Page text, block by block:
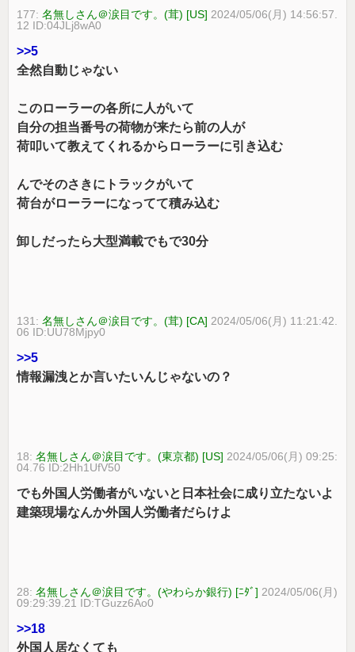
177:名無しさん＠涙目です。(茸) [US] 2024/05/06(月) 14:56:57.
12 ID:04JLj8wA0
>>5
全然自動じゃない
このローラーの各所に人がいて
自分の担当番号の荷物が来たら前の人が
荷叩いて教えてくれるからローラーに引き込む
んでそのさきにトラックがいて
荷台がローラーになってて積み込む
卸しだったら大型満載でもで30分
131:名無しさん＠涙目です。(茸) [CA] 2024/05/06(月) 11:21:42.
06 ID:UU78Mjpy0
>>5
情報漏洩とか言いたいんじゃないの？
18:名無しさん＠涙目です。(東京都) [US] 2024/05/06(月) 09:25:
04.76 ID:2Hh1UfV50
でも外国人労働者がいないと日本社会に成り立たないよ
建築現場なんか外国人労働者だらけよ
28:名無しさん＠涙目です。(やわらか銀行) [ﾆﾀﾞ] 2024/05/06(月)
09:29:39.21 ID:TGuzz6Ao0
>>18
外国人居なくても